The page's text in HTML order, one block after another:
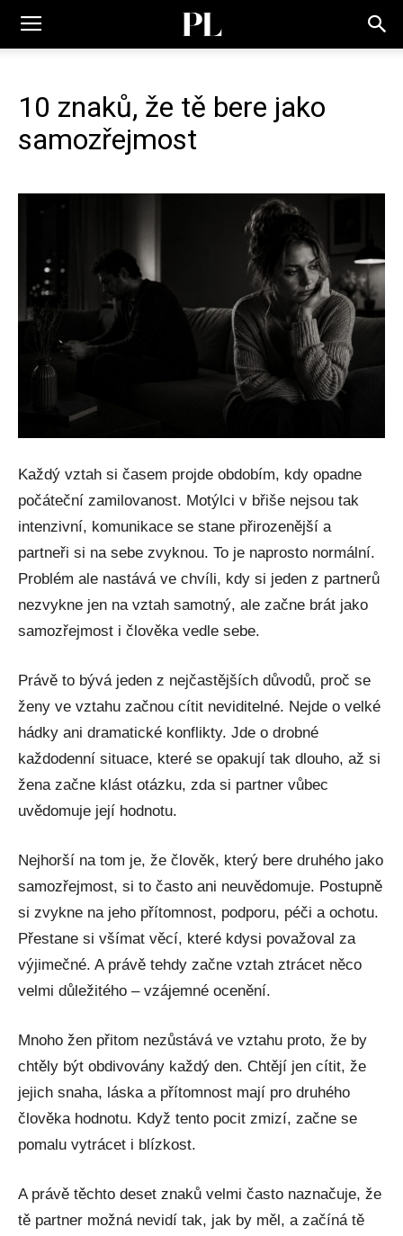
10 znaků, že tě bere jako
samozřejmost
Každý vztah si časem projde obdobím, kdy opadne
počáteční zamilovanost. Motýlci v břiše nejsou tak
intenzivní, komunikace se stane přirozenější a
partneři si na sebe zvyknou. To je naprosto normální.
Problém ale nastává ve chvíli, kdy si jeden z partnerů
nezvykne jen na vztah samotný, ale začne brát jako
samozřejmost i člověka vedle sebe.
Právě to bývá jeden z nejčastějších důvodů, proč se
ženy ve vztahu začnou cítit neviditelné. Nejde o velké
hádky ani dramatické konflikty. Jde o drobné
každodenní situace, které se opakují tak dlouho, až si
žena začne klást otázku, zda si partner vůbec
uvědomuje její hodnotu.
Nejhorší na tom je, že člověk, který bere druhého jako
samozřejmost, si to často ani neuvědomuje. Postupně
si zvykne na jeho přítomnost, podporu, péči a ochotu.
Přestane si všímat věcí, které kdysi považoval za
výjimečné. A právě tehdy začne vztah ztrácet něco
velmi důležitého – vzájemné ocenění.
Mnoho žen přitom nezůstává ve vztahu proto, že by
chtěly být obdivovány každý den. Chtějí jen cítit, že
jejich snaha, láska a přítomnost mají pro druhého
člověka hodnotu. Když tento pocit zmizí, začne se
pomalu vytrácet i blízkost.
A právě těchto deset znaků velmi často naznačuje, že
tě partner možná nevidí tak, jak by měl, a začíná tě